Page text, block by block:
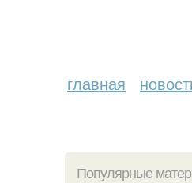
главная
Популярные